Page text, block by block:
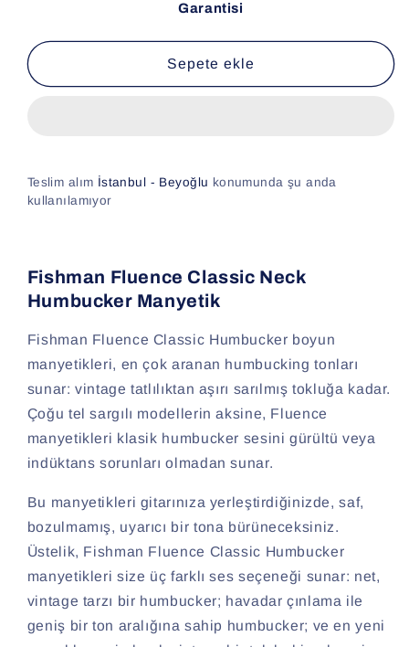
Garantisi
Sepete ekle
Teslim alım İstanbul - Beyoğlu konumunda şu anda
kullanılamıyor
Fishman Fluence Classic Neck
Humbucker Manyetik
Fishman Fluence Classic Humbucker boyun
manyetikleri, en çok aranan humbucking tonları
sunar: vintage tatlılıktan aşırı sarılmış tokluğa kadar.
Çoğu tel sargılı modellerin aksine, Fluence
manyetikleri klasik humbucker sesini gürültü veya
indüktans sorunları olmadan sunar.
Bu manyetikleri gitarınıza yerleştirdiğinizde, saf,
bozulmamış, uyarıcı bir tona bürüneceksiniz.
Üstelik, Fishman Fluence Classic Humbucker
manyetikleri size üç farklı ses seçeneği sunar: net,
vintage tarzı bir humbucker; havadar çınlama ile
geniş bir ton aralığına sahip humbucker; ve en yeni